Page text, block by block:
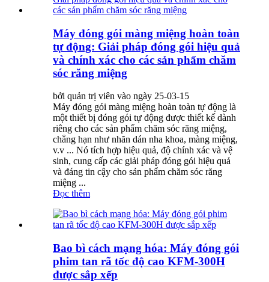
Máy đóng gói màng miệng hoàn toàn
tự động: Giải pháp đóng gói hiệu quả
và chính xác cho các sản phẩm chăm
sóc răng miệng
bởi quản trị viên vào ngày 25-03-15
Máy đóng gói màng miệng hoàn toàn tự động là
một thiết bị đóng gói tự động được thiết kế dành
riêng cho các sản phẩm chăm sóc răng miệng,
chẳng hạn như nhãn dán nha khoa, màng miệng,
v.v ... Nó tích hợp hiệu quả, độ chính xác và vệ
sinh, cung cấp các giải pháp đóng gói hiệu quả
và đáng tin cậy cho sản phẩm chăm sóc răng
miệng ...
Đọc thêm
Bao bì cách mạng hóa: Máy đóng gói
phim tan rã tốc độ cao KFM-300H
được sắp xếp